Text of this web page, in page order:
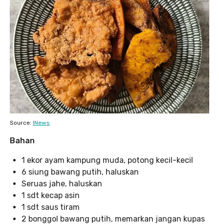
Source: INews
Bahan
1 ekor ayam kampung muda, potong kecil-kecil
6 siung bawang putih, haluskan
Seruas jahe, haluskan
1 sdt kecap asin
1 sdt saus tiram
2 bonggol bawang putih, memarkan jangan kupas